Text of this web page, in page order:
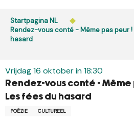
contenu
principal
Startpagina NL
Rendez-vous conté - Même pas peur !
hasard
Vrijdag 16 oktober in 18:30
Rendez-vous conté -
Les fées du hasard
POËZIE CULTUREEL